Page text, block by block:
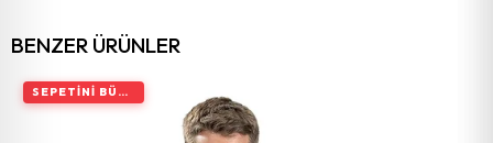
BENZER ÜRÜNLER
SEPETINI BÜYÜT, İNDIRIMI ARTIR